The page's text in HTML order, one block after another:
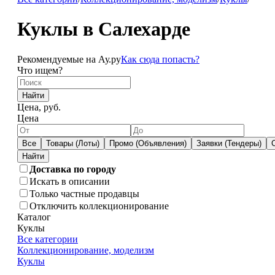
Куклы в Салехарде
Рекомендуемые на Ау.руКак сюда попасть?
Что ищем?
Найти
Цена, руб.
Цена
Все Товары (Лоты) Промо (Объявления) Заявки (Тендеры)
Доставка по городу
Искать в описании
Только частные продавцы
Отключить коллекционирование
Каталог
Куклы
Все категории
Коллекционирование, моделизм
Куклы